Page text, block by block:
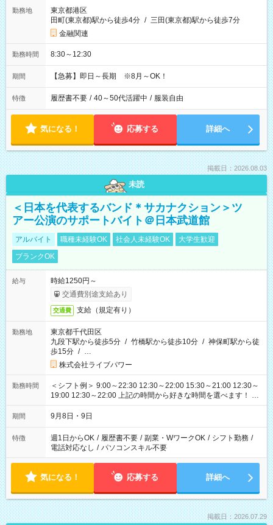
勤務地
東京都港区
田町(東京都)駅から徒歩4分 / 三田(東京都)駅から徒歩7分
金融関連
勤務時間 8:30～12:30
期間 【急募】即日～長期 ※8月～OK！
特徴 履歴書不要 / 40～50代活躍中 / 服装自由
気になる！ 応募する 詳細へ
掲載日：2026.08.03
未読
＜日本を代表するバンド＊サカナクション＞ツ
アー公演のサポートバイト＠日本武道館
アルバイト 職種未経験OK 社会人未経験OK
大学生歓迎
ブランクOK
給与
時給1250円～
交通費別途支給あり
交通費 支給（規定有り）
勤務地
東京都千代田区
九段下駅から徒歩5分 / 竹橋駅から徒歩10分 / 神保町駅から徒
歩15分 / …
株式会社ライブパワー
勤務時間
＜シフト例＞ 9:00～22:30 12:30～22:00 15:30～21:00 12:30～
19:00 12:30～22:00 上記の時間から好きな時間を選べます！ ※
時間は変更となる可能性があります
期間 9月8日・9日
特徴 週1日からOK / 履歴書不要 / 副業・WワークOK / シフト勤務 /
電話対応なし / パソコンスキル不要
気になる！ 応募する 詳細へ
掲載日：2026.07.29